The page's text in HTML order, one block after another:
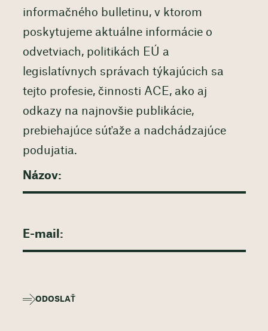
informačného bulletinu, v ktorom
poskytujeme aktuálne informácie o
odvetviach, politikách EÚ a
legislatívnych správach týkajúcich sa
tejto profesie, činnosti ACE, ako aj
odkazy na najnovšie publikácie,
prebiehajúce súťaže a nadchádzajúce
podujatia.
ODOSLAŤ